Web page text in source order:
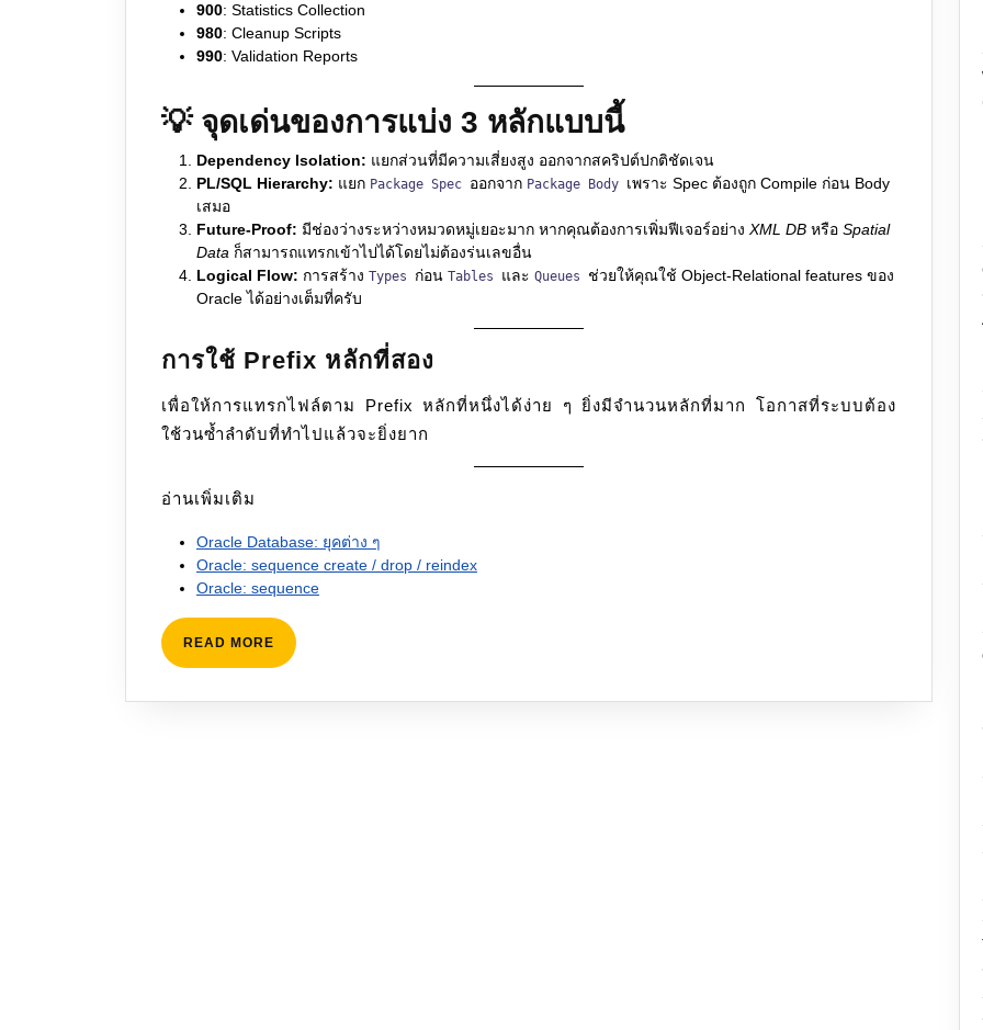
900: Statistics Collection
980: Cleanup Scripts
990: Validation Reports
💡 จุดเด่นของการแบ่ง 3 หลักแบบนี้
Dependency Isolation: แยกส่วนที่มีความเสี่ยงสูง ออกจากสคริปต์ปกติชัดเจน
PL/SQL Hierarchy: แยก Package Spec ออกจาก Package Body เพราะ Spec ต้องถูก Compile ก่อน Body
เสมอ
Future-Proof: มีช่องว่างระหว่างหมวดหมู่เยอะมาก หากคุณต้องการเพิ่มฟีเจอร์อย่าง XML DB หรือ Spatial
Data ก็สามารถแทรกเข้าไปได้โดยไม่ต้องร่นเลขอื่น
Logical Flow: การสร้าง Types ก่อน Tables และ Queues ช่วยให้คุณใช้ Object-Relational features ของ
Oracle ได้อย่างเต็มที่ครับ
การใช้ Prefix หลักที่สอง
เพื่อให้การแทรกไฟล์ตาม Prefix หลักที่หนึ่งได้ง่าย ๆ ยิ่งมีจำนวนหลักที่มาก โอกาสที่ระบบต้อง
ใช้วนซ้ำลำดับที่ทำไปแล้วจะยิ่งยาก
อ่านเพิ่มเติม
Oracle Database: ยุคต่าง ๆ
Oracle: sequence create / drop / reindex
Oracle: sequence
READ MORE READ
MORE